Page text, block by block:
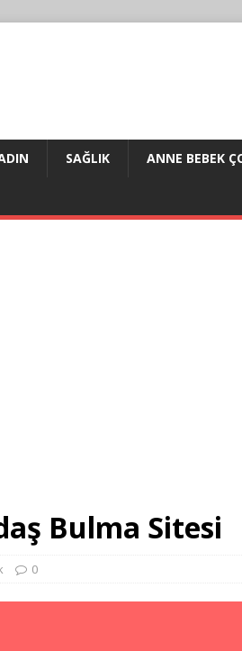
SAĞLIK ANNE BEBEK
Bulma Sitesi
0